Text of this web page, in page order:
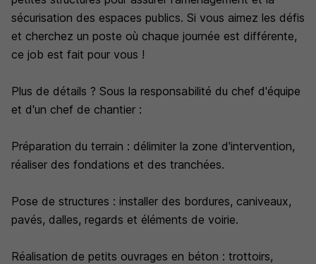
sécurisation des espaces publics. Si vous aimez les défis
et cherchez un poste où chaque journée est différente,
ce job est fait pour vous !
Plus de détails ? Sous la responsabilité du chef d'équipe
et d'un chef de chantier :
Préparation du terrain : délimiter la zone d'intervention,
réaliser des fondations et des tranchées.
Pose de structures : installer des bordures, caniveaux,
pavés, dalles, regards et éléments de voirie.
Réalisation de petits ouvrages en béton : trottoirs,